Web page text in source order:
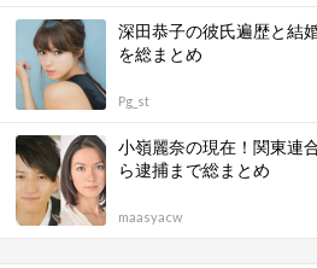
深田恭子の彼氏遍歴と結
を総まとめ
Pg_st
小嶺麗奈の現在！関東連
ら逮捕まで総まとめ
maasyacw